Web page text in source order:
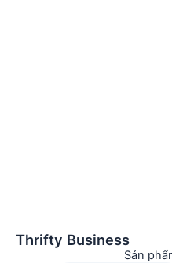
Thrifty Business
Sản